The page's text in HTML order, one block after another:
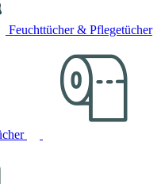
Feuchttücher & Pflegetücher